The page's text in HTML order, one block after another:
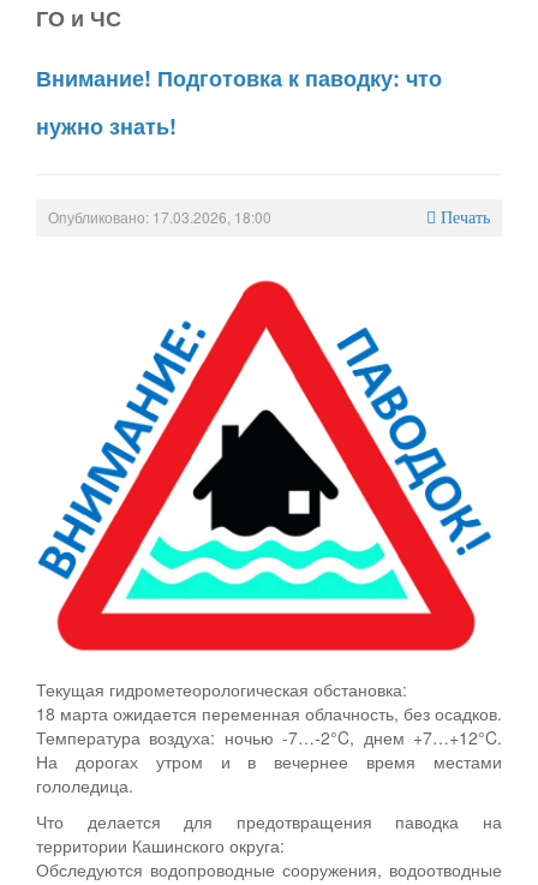
ГО и ЧС
Внимание! Подготовка к паводку: что
нужно знать!
Опубликовано: 17.03.2026, 18:00 Печать
Текущая гидрометеорологическая обстановка:
18 марта ожидается переменная облачность, без осадков.
Температура воздуха: ночью -7…-2°C, днем +7…+12°C.
На дорогах утром и в вечернее время местами
гололедица.
Что делается для предотвращения паводка на
территории Кашинского округа:
Обследуются водопроводные сооружения, водоотводные